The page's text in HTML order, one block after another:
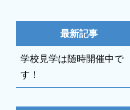
最新記事
学校見学は随時開催中で
す！